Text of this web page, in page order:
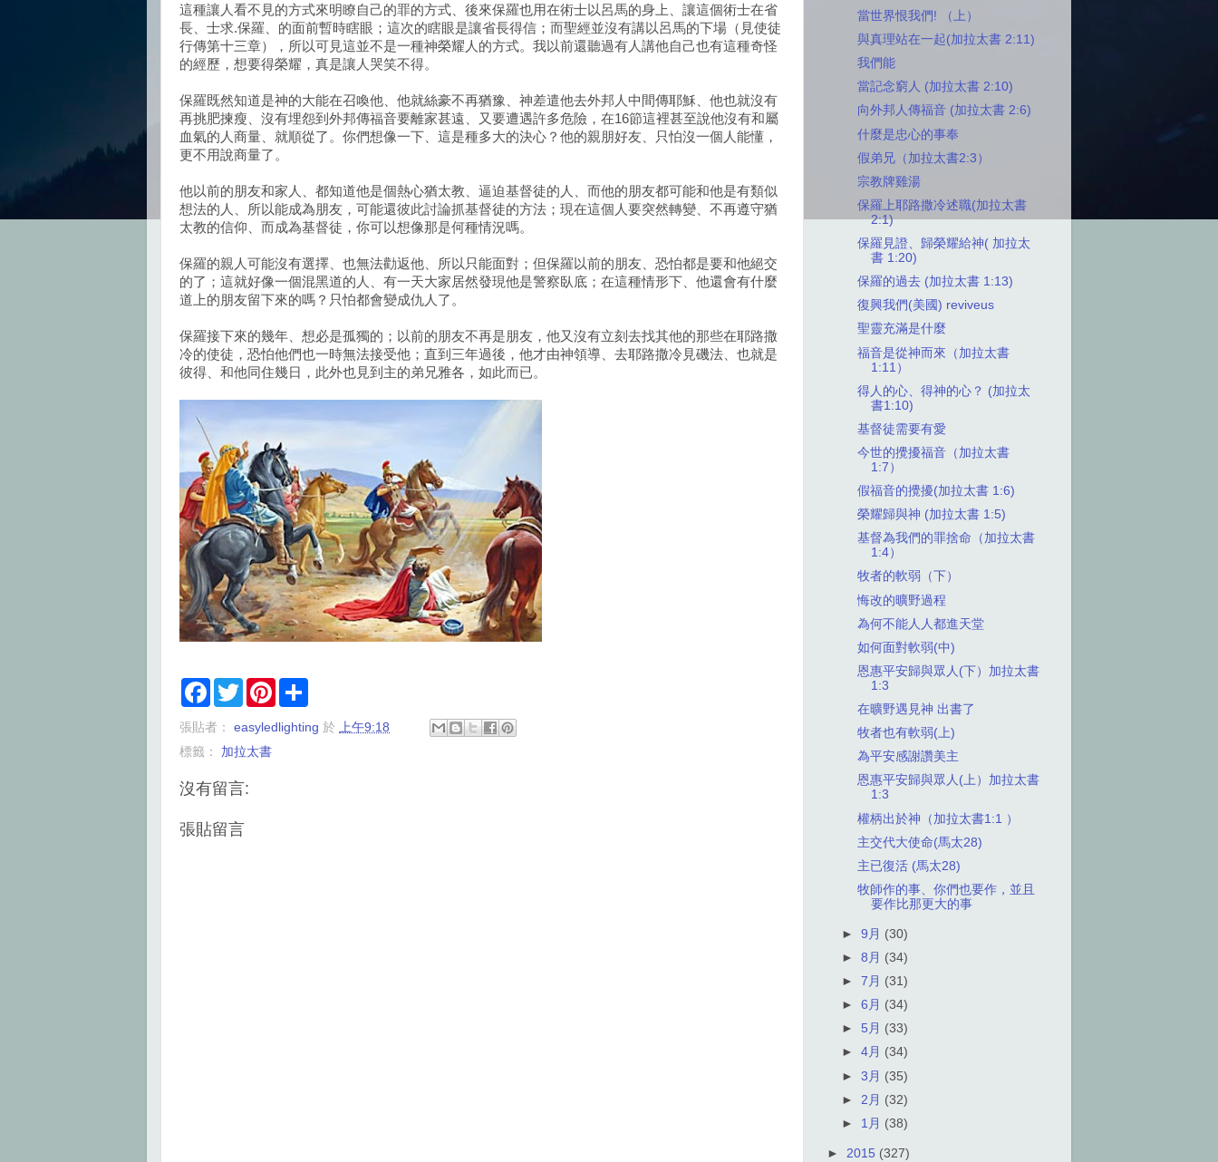
這種讓人看不見的方式來明瞭自己的罪的方式、後來保羅也用在術士以呂馬的身上、讓這個術士在省
長、士求.保羅、的面前暫時瞎眼；這次的瞎眼是讓省長得信；而聖經並沒有講以呂馬的下場（見使徒
行傳第十三章），所以可見這並不是一種神榮耀人的方式。我以前還聽過有人講他自己也有這種奇怪
的經歷，想要得榮耀，真是讓人哭笑不得。
保羅既然知道是神的大能在召喚他、他就絲豪不再猶豫、神差遣他去外邦人中間傳耶穌、他也就沒有
再挑肥揀瘦、沒有埋怨到外邦傳福音要離家甚遠、又要遭遇許多危險，在16節這裡甚至說他沒有和屬
血氣的人商量、就順從了。你們想像一下、這是種多大的決心？他的親朋好友、只怕沒一個人能懂，
更不用說商量了。
他以前的朋友和家人、都知道他是個熱心猶太教、逼迫基督徒的人、而他的朋友都可能和他是有類似
想法的人、所以能成為朋友，可能還彼此討論抓基督徒的方法；現在這個人要突然轉變、不再遵守猶
太教的信仰、而成為基督徒，你可以想像那是何種情況嗎。
保羅的親人可能沒有選擇、也無法勸返他、所以只能面對；但保羅以前的朋友、恐怕都是要和他絕交
的了；這就好像一個混黑道的人、有一天大家居然發現他是警察臥底；在這種情形下、他還會有什麼
道上的朋友留下來的嗎？只怕都會變成仇人了。
保羅接下來的幾年、想必是孤獨的；以前的朋友不再是朋友，他又沒有立刻去找其他的那些在耶路撒
冷的使徒，恐怕他們也一時無法接受他；直到三年過後，他才由神領導、去耶路撒冷見磯法、也就是
彼得、和他同住幾日，此外也見到主的弟兄雅各，如此而已。
F
e
o
k
T
w
t
e
P
t
r
張貼者： easyledlighting 於
上午9:18
標籤： 加拉太書
沒有留言:
張貼留言
當世界恨我們! （上）
與真理站在一起(加拉太書 2:11)
我們能
當記念窮人 (加拉太書 2:10)
向外邦人傳福音 (加拉太書 2:6)
什麼是忠心的事奉
假弟兄（加拉太書2:3）
宗教牌雞湯
保羅上耶路撒冷述職(加拉太書
2:1)
保羅見證、歸榮耀給神( 加拉太
書 1:20)
保羅的過去 (加拉太書 1:13)
復興我們(美國) reviveus
聖靈充滿是什麼
福音是從神而來（加拉太書
1:11）
得人的心、得神的心？ (加拉太
書1:10)
基督徒需要有愛
今世的攪擾福音（加拉太書
1:7）
假福音的攪擾(加拉太書 1:6)
榮耀歸與神 (加拉太書 1:5)
基督為我們的罪捨命（加拉太書
1:4）
牧者的軟弱（下）
悔改的曠野過程
為何不能人人都進天堂
如何面對軟弱(中)
恩惠平安歸與眾人(下）加拉太書
1:3
在曠野遇見神 出書了
牧者也有軟弱(上)
為平安感謝讚美主
恩惠平安歸與眾人(上）加拉太書
1:3
權柄出於神（加拉太書1:1 ）
主交代大使命(馬太28)
主已復活 (馬太28)
牧師作的事、你們也要作，並且
要作比那更大的事
►9月 (30)
►8月 (34)
►7月 (31)
►6月 (34)
► 5月 (33)
►4月 (34)
►3月 (35)
► 2月 (32)
► 1月 (38)
► 2015 (327)